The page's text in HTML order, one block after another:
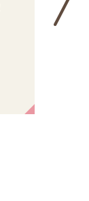
ブル
ろう